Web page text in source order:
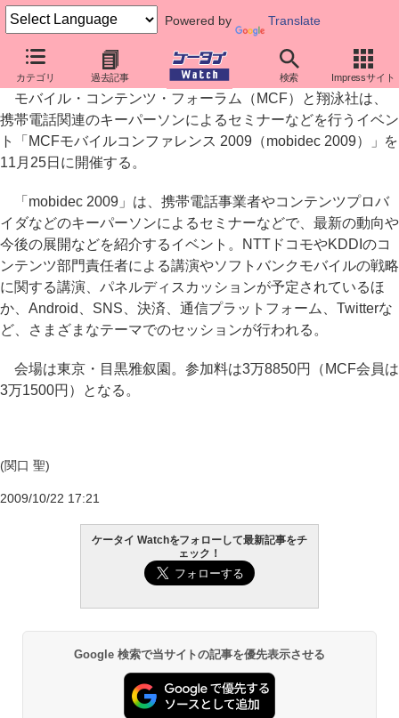
Powered by Translate
カテゴリ 過去記事 検索 Impressサイト
国内モバイル市場の最新動向を紹介、「mobidec 2009」開催
モバイル・コンテンツ・フォーラム（MCF）と翔泳社は、
携帯電話関連のキーパーソンによるセミナーなどを行うイベン
ト「MCFモバイルコンファレンス 2009（mobidec 2009）」を
11月25日に開催する。
「mobidec 2009」は、携帯電話事業者やコンテンツプロバ
イダなどのキーパーソンによるセミナーなどで、最新の動向や
今後の展開などを紹介するイベント。NTTドコモやKDDIのコ
ンテンツ部門責任者による講演やソフトバンクモバイルの戦略
に関する講演、パネルディスカッションが予定されているほ
か、Android、SNS、決済、通信プラットフォーム、Twitterな
ど、さまざまなテーマでのセッションが行われる。
会場は東京・目黒雅叙園。参加料は3万8850円（MCF会員は
3万1500円）となる。
(関口 聖)
2009/10/22 17:21
ケータイ Watchをフォローして最新記事をチ
ェック！
Google 検索で当サイトの記事を優先表示させる